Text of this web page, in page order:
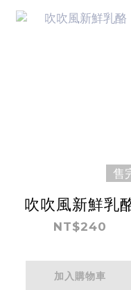
售
吹吹風新鮮乳
NT$240
加入購物車